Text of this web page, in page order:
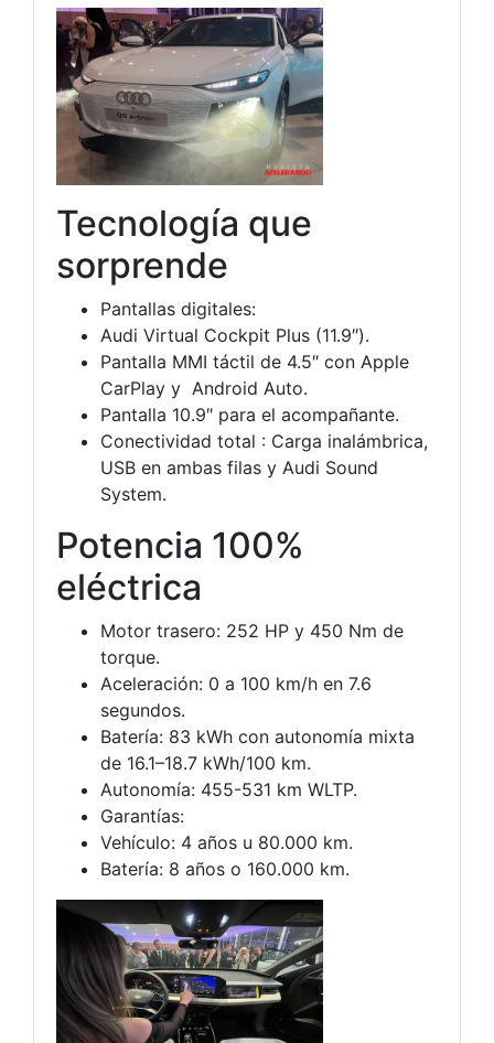
Tecnología que
sorprende
Pantallas digitales:
Audi Virtual Cockpit Plus (11.9″).
Pantalla MMI táctil de 4.5″ con Apple
CarPlay y Android Auto.
Pantalla 10.9″ para el acompañante.
Conectividad total : Carga inalámbrica,
USB en ambas filas y Audi Sound
System.
Potencia 100%
eléctrica
Motor trasero: 252 HP y 450 Nm de
torque.
Aceleración: 0 a 100 km/h en 7.6
segundos.
Batería: 83 kWh con autonomía mixta
de 16.1–18.7 kWh/100 km.
Autonomía: 455-531 km WLTP.
Garantías:
Vehículo: 4 años u 80.000 km.
Batería: 8 años o 160.000 km.